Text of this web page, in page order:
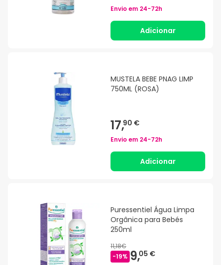
Envio em 24-72h
Adicionar
MUSTELA BEBE PNAG LIMP
750ML (ROSA)
17,90 €
Envio em 24-72h
Adicionar
Puressentiel Água Limpa
Orgânica para Bebés
250ml
11,18€
-19% 9,05 €